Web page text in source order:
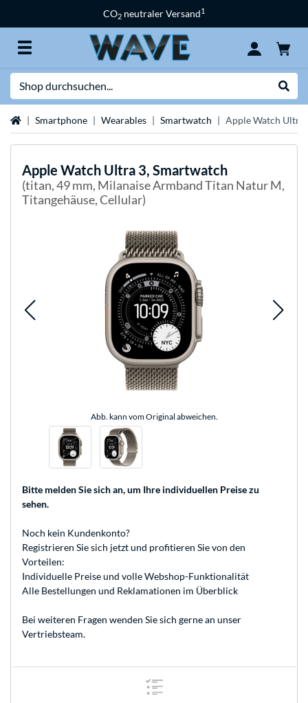
CO2 neutraler Versand1
StartseiteSmartphone Wearables Smartwatch Apple Watch Ultra
Apple Watch Ultra 3, Smartwatch
(titan, 49 mm, Milanaise Armband Titan Natur M,
Titangehäuse, Cellular)
Abb. kann vom Original abweichen.
Bitte melden Sie sich an, um Ihre individuellen Preise zu
sehen.
Noch kein Kundenkonto?
Registrieren Sie sich jetzt und profitieren Sie von den
Vorteilen:
Individuelle Preise und volle Webshop-Funktionalität
Alle Bestellungen und Reklamationen im Überblick
Bei weiteren Fragen wenden Sie sich gerne an unser
Vertriebsteam.